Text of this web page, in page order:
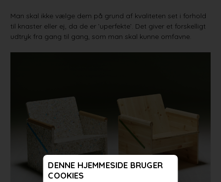
Man skal ikke vælge dem på grund af kvaliteten set i forhold
til knaster eller ej, da de er ’uperfekte’. Det giver et forskelligt
udtryk fra gang til gang, som man skal kunne omfavne.
DENNE HJEMMESIDE BRUGER
COOKIES